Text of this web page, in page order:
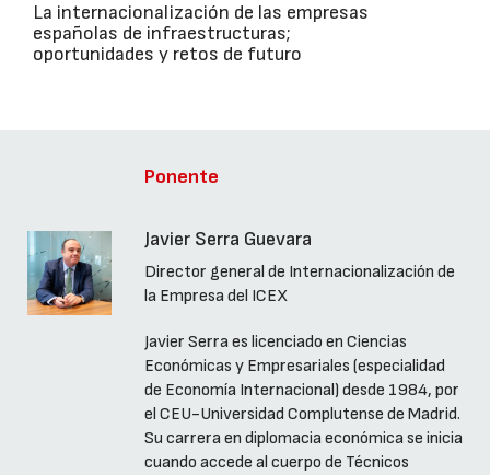
La internacionalización de las empresas
españolas de infraestructuras;
oportunidades y retos de futuro
Ponente
Javier Serra Guevara
Director general de Internacionalización de
la Empresa del ICEX
Javier Serra es licenciado en Ciencias
Económicas y Empresariales (especialidad
de Economía Internacional) desde 1984, por
el CEU-Universidad Complutense de Madrid.
Su carrera en diplomacia económica se inicia
cuando accede al cuerpo de Técnicos